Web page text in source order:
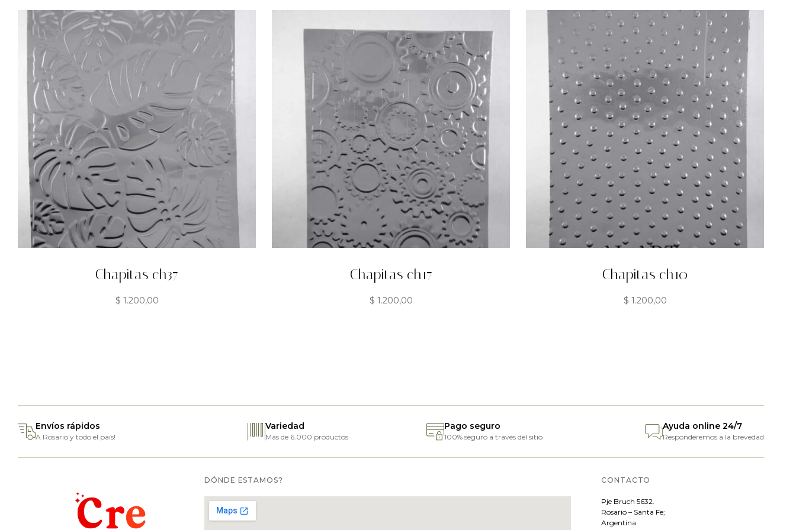
Chapitas ch37
$ 1.200,00
Chapitas ch17
$ 1.200,00
Chapitas ch10
$ 1.200,00
Envíos rápidos
A Rosario y todo el país!
Variedad
Más de 6.000 productos
Pago seguro
100% seguro a través del sitio
Ayuda online 24/7
Responderemos a la brevedad
DÓNDE ESTAMOS? CONTACTO
Pje Bruch 5632.
Rosario – Santa Fe;
Argentina